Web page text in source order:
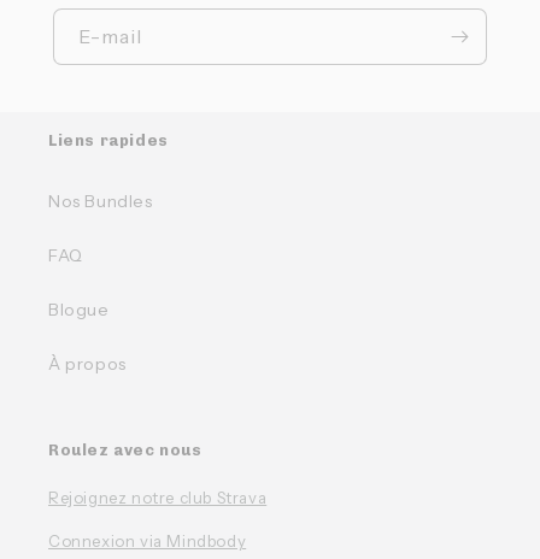
E-mail
Liens rapides
Nos Bundles
FAQ
Blogue
À propos
Roulez avec nous
Rejoignez notre club Strava
Connexion via Mindbody